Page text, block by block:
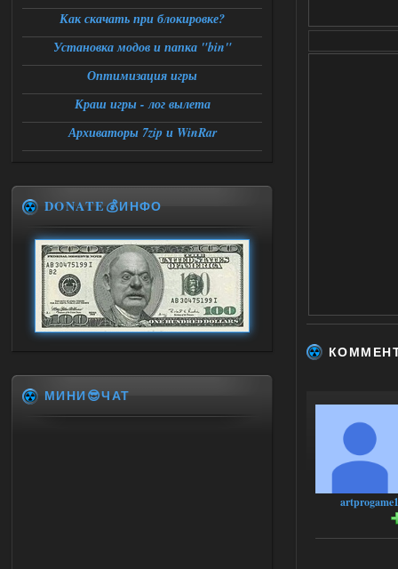
Как скачать при блокировке?
Установка модов и папка "bin"
Оптимизация игры
Краш игры - лог вылета
Архиваторы 7zip и WinRar
DONATE💰ИНФО
МИНИ😎ЧАТ